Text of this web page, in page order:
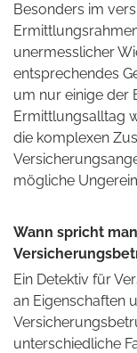
Besonders im
unermesslicher
entsprechendes
um nur einige der
Ermittlungsalltag
die komplexen
mögliche
Wann spricht
Ein Detektiv für
an Eigenschaften
unterschiedliche